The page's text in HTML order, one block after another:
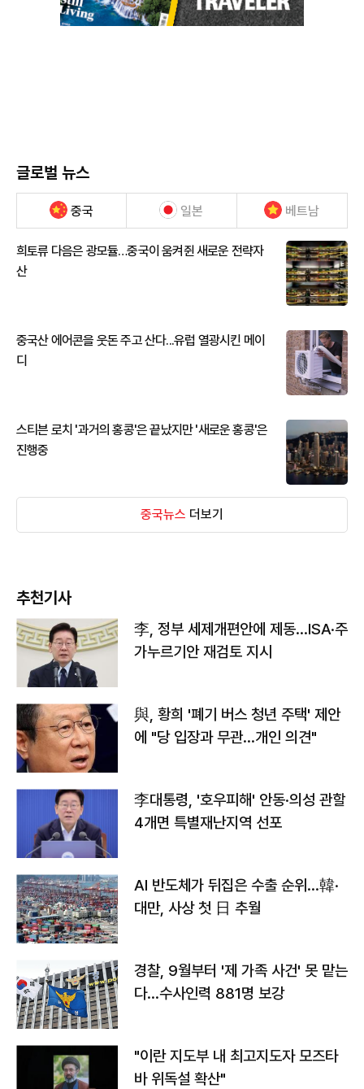
글로벌 뉴스
중국 일본 베트남
희토류 다음은 광모듈…중국이 움켜쥔 새로운 전략자
산
중국산 에어콘을 웃돈 주고 산다...유럽 열광시킨 메이
디
스티븐 로치 '과거의 홍콩'은 끝났지만 '새로운 홍콩'은
진행중
중국뉴스 더보기
추천기사
李, 정부 세제개편안에 제동…ISA·주
가누르기안 재검토 지시
與, 황희 '폐기 버스 청년 주택' 제안
에 "당 입장과 무관…개인 의견"
李대통령, '호우피해' 안동·의성 관할
4개면 특별재난지역 선포
AI 반도체가 뒤집은 수출 순위…韓·
대만, 사상 첫 日 추월
경찰, 9월부터 '제 가족 사건' 못 맡는
다…수사인력 881명 보강
"이란 지도부 내 최고지도자 모즈타
바 위독설 확산"